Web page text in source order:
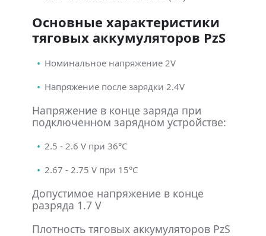
Основные характеристики
тяговых аккумуляторов PzS
Номинальное напряжение 2V
Напряжение после зарядки 2.4V
Напряжение в конце заряда при
подключенном зарядном устройстве:
2.5 - 2.6 V при 36°С
2.67 - 2.75 V при 15°С
Допустимое напряжение в конце
разряда 1.7 V
Плотность тяговых аккумуляторов PzS